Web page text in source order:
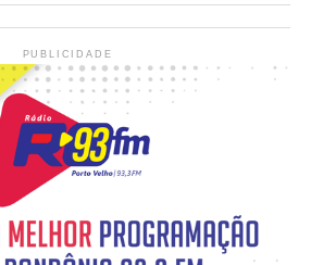
PUBLICIDADE